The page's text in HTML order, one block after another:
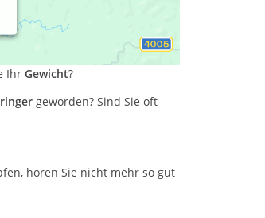
odertut das Bücken
Ihr Gewicht?
geworden? Sind Sie oft
hören Sie nicht mehr so gut